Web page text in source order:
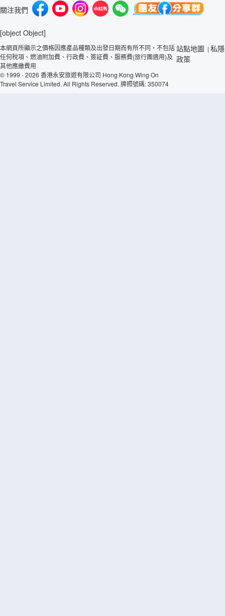
關注我們
[object Object]
本網頁所顯示之價格因應產品種類及出發日期而有所不同，不包括
任何稅項、燃油附加費、行政費、簽証費、服務費(旅行團適用)及
其他應繳費用
© 1999 - 2026 香港永安旅遊有限公司 Hong Kong Wing On
Travel Service Limited. All Rights Reserved. 牌照號碼: 350074
站點地圖 | 私隱
政策